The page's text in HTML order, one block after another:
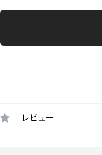
レビュー